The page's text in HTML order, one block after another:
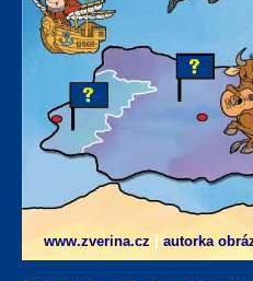
www.zverina.cz autorka